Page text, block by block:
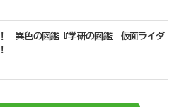
異色の図鑑『学研の図鑑 仮面ライダ